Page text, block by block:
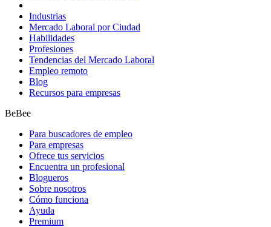
Industrias
Mercado Laboral por Ciudad
Habilidades
Profesiones
Tendencias del Mercado Laboral
Empleo remoto
Blog
Recursos para empresas
BeBee
Para buscadores de empleo
Para empresas
Ofrece tus servicios
Encuentra un profesional
Blogueros
Sobre nosotros
Cómo funciona
Ayuda
Premium